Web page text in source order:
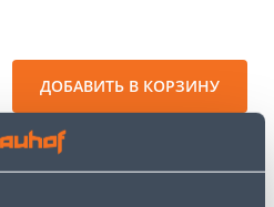
ДОБАВИТЬ В КОРЗИНУ